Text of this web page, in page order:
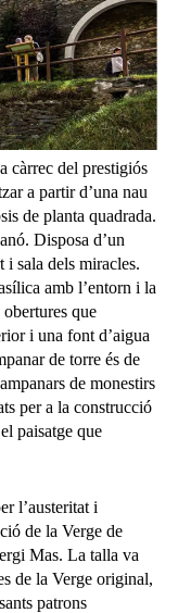
càrrec del prestigiós
a partir d’una nau
de planta quadrada.
Disposa d’un
i sala dels miracles.
amb l’entorn i la
que
i una font d’aigua
de torre és de
de monestirs
per a la construcció
paisatge que
l’austeritat i
de la Verge de
Mas. La talla va
de la Verge original,
patrons